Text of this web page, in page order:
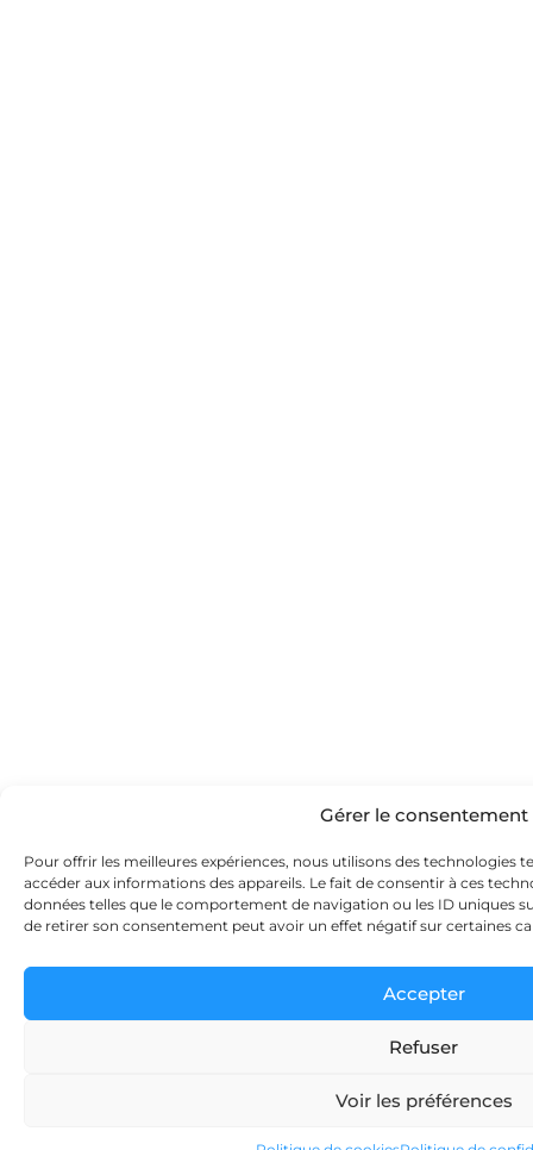
Gérer le consentement
Pour offrir les meilleures expériences, nous utilisons des technologies
accéder aux informations des appareils. Le fait de consentir à ces
données telles que le comportement de navigation ou les ID uniques
de retirer son consentement peut avoir un effet négatif sur certaines
Accepter
Refuser
Voir les préférences